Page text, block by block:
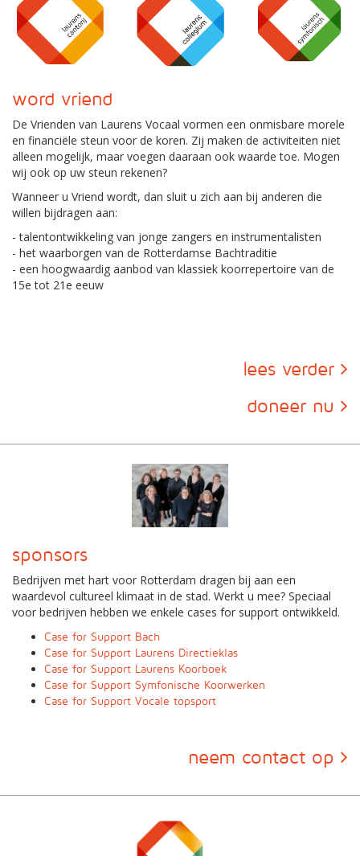
word vriend
De Vrienden van Laurens Vocaal vormen een onmisbare morele
en financiële steun voor de koren. Zij maken de activiteiten niet
alleen mogelijk, maar voegen daaraan ook waarde toe. Mogen
wij ook op uw steun rekenen?
Wanneer u Vriend wordt, dan sluit u zich aan bij anderen die
willen bijdragen aan:
- talentontwikkeling van jonge zangers en instrumentalisten
- het waarborgen van de Rotterdamse Bachtraditie
- een hoogwaardig aanbod van klassiek koorrepertoire van de
15e tot 21e eeuw
lees verder
doneer nu
sponsors
Bedrijven met hart voor Rotterdam dragen bij aan een
waardevol cultureel klimaat in de stad. Werkt u mee? Speciaal
voor bedrijven hebben we enkele cases for support ontwikkeld.
Case for Support Bach
Case for Support Laurens Directieklas
Case for Support Laurens Koorboek
Case for Support Symfonische Koorwerken
Case for Support Vocale topsport
neem contact op